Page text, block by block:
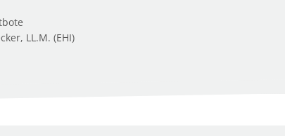
LL.M. (EHI)